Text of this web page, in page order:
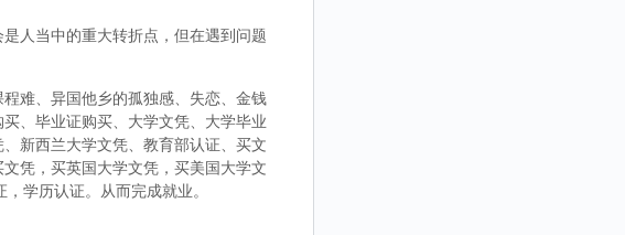
人当中的重大转折点，但在遇到问题
难、异国他乡的孤独感、失恋、金钱
、毕业证购买、大学文凭、大学毕业
新西兰大学文凭、教育部认证、买文
凭，买英国大学文凭，买美国大学文
学历认证。从而完成就业。